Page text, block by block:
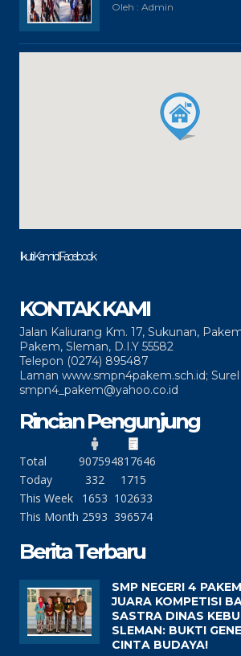
Oleh : Admin
Ikuti Kami di Facebook
KONTAK KAMI
Jalan Kaliurang Km. 17, Sukunan,
Pakem, Sleman, D.I.Y 55582
Telepon (0274) 895487
Laman www.smpn4pakem.sch.id; Surel
smpn4_pakem@yahoo.co.id
Rincian Pengunjung
Total 907594817646
Today
332
1715
This Week
1653 102633
This Month 2593 396574
Berita Terbaru
SMP NEGERI 4
JUARA KOMPETISI
SASTRA DINAS
SLEMAN: BUKTI
CINTA BUDAYA!